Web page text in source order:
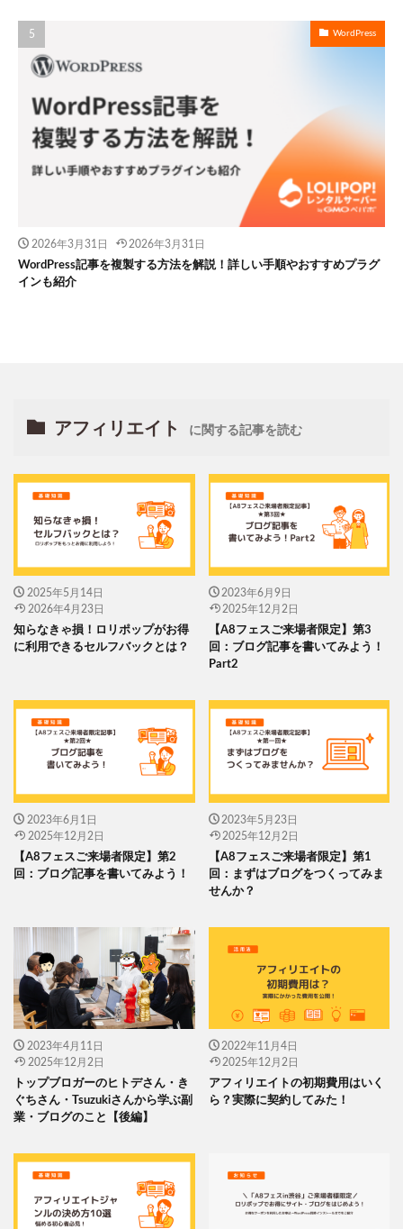
WordPress
2026年3月31日 2026年3月31日
WordPress記事を複製する方法を解説！詳しい手順やおすすめプラグ
インも紹介
アフィリエイト に関する記事を読む
2025年5月14日
2026年4月23日
知らなきゃ損！ロリポップがお得
に利用できるセルフバックとは？
2023年6月9日
2025年12月2日
【A8フェスご来場者限定】第3
回：ブログ記事を書いてみよう！
Part2
2023年6月1日
2025年12月2日
【A8フェスご来場者限定】第2
回：ブログ記事を書いてみよう！
2023年5月23日
2025年12月2日
【A8フェスご来場者限定】第1
回：まずはブログをつくってみま
せんか？
2023年4月11日
2025年12月2日
トップブロガーのヒトデさん・き
ぐちさん・Tsuzukiさんから学ぶ副
業・ブログのこと【後編】
2022年11月4日
2025年12月2日
アフィリエイトの初期費用はいく
ら？実際に契約してみた！